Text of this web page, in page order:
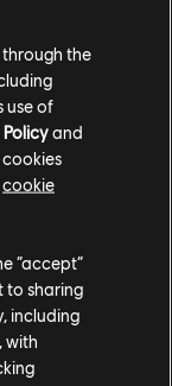
attention
the
use of
and
cookies
cookie
“accept”
to sharing
including
with